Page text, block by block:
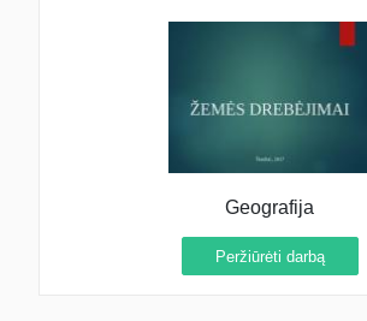
Geografija
Peržiūrėti darbą